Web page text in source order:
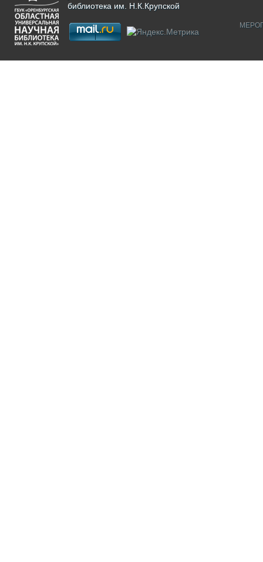
библиотека им. Н.К.Крупской